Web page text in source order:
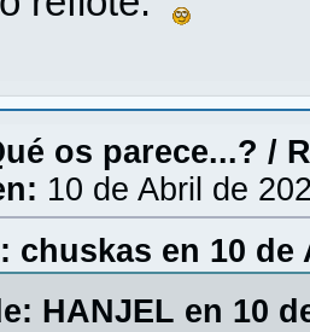
os parece...? /
10 de Abril de
chuskas en 10 de
HANJEL en 10